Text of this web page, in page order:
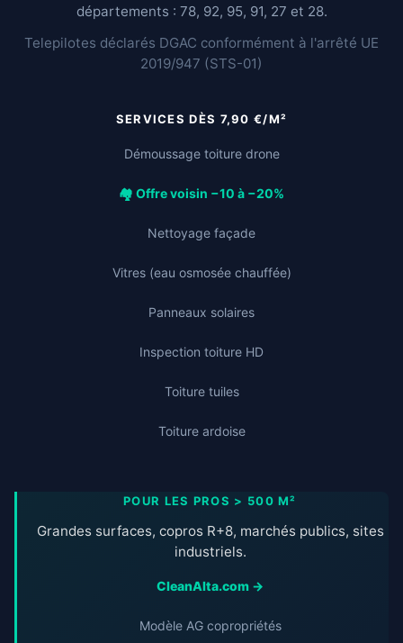
départements : 78, 92, 95, 91, 27 et 28.
Telepilotes déclarés DGAC conformément à l'arrêté UE
2019/947 (STS-01)
SERVICES DÈS 7,90 €/M²
Démoussage toiture drone
🏘️ Offre voisin −10 à −20%
Nettoyage façade
Vitres (eau osmosée chauffée)
Panneaux solaires
Inspection toiture HD
Toiture tuiles
Toiture ardoise
POUR LES PROS > 500 M²
Grandes surfaces, copros R+8, marchés publics, sites
industriels.
CleanAlta.com →
Modèle AG copropriétés